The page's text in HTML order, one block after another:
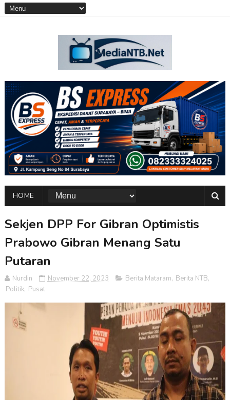
HOME
Sekjen DPP For Gibran Optimistis
Prabowo Gibran Menang Satu
Putaran
Nurdin November 22, 2023 Berita Mataram, Berita NTB,
Politik, Pusat